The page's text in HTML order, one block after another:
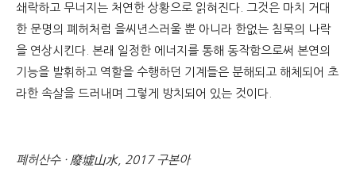
쇄락하고 무너지는 처연한 상황으로 읽혀진다. 그것은 마치 거대
한 문명의 폐허처럼 을씨년스러울 뿐 아니라 한없는 침묵의 나락
을 연상시킨다. 본래 일정한 에너지를 통해 동작함으로써 본연의
기능을 발휘하고 역할을 수행하던 기계들은 분해되고 해체되어 초
라한 속살을 드러내며 그렇게 방치되어 있는 것이다.
폐허산수 · 廢墟山水, 2017 구본아